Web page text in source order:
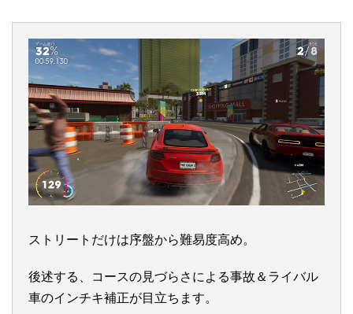
ストリートだけは序盤から難易度高め。
後述する、コースの見づらさによる事故＆ライバル
車のインチキ補正が目立ちます。